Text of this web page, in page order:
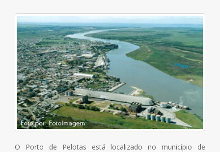
O Porto de Pelotas está localizado no município de